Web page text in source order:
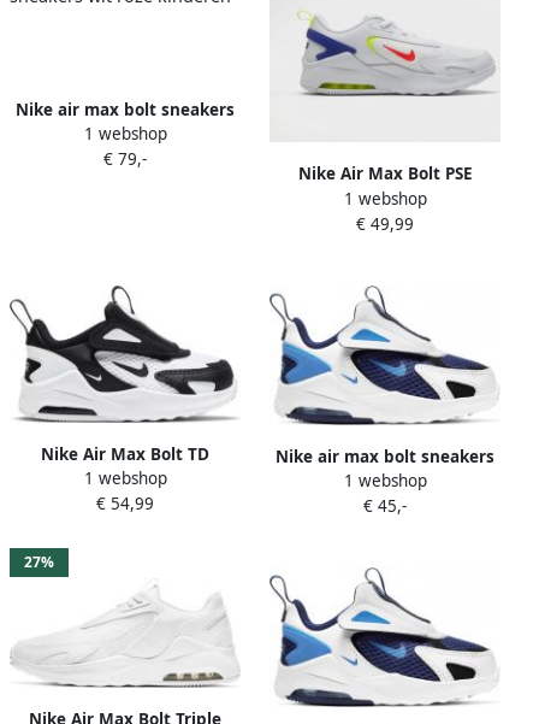
Nike air max bolt sneakers
wit roze kinderen
1 webshop
€ 79,-
Nike Air Max Bolt PSE
'White Indigo Burst'
Sneakers Unisex
1 webshop
€ 49,99
Nike Air Max Bolt TD
Sneakers White Black White
Kinderen
1 webshop
€ 54,99
Nike air max bolt sneakers
blauw wit kinderen
1 webshop
€ 45,-
27%
Nike Air Max Bolt Triple